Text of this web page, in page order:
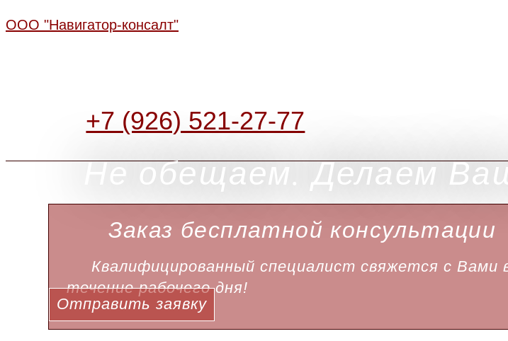
ООО "Навигатор-консалт"
+7 (926) 521-27-77
Не обещаем. Делаем
Заказ бесплатной консультации
Квалифицированный специалист свяжется с Вами
течение рабочего дня!
Отправить заявку